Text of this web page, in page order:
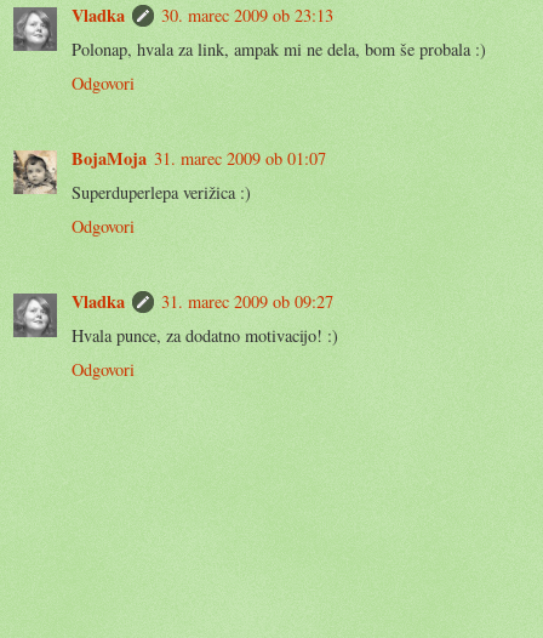
Vladka
30. marec 2009 ob 23:13
Polonap, hvala za link, ampak mi ne dela, bom še probala :)
Odgovori
BojaMoja 31. marec 2009 ob 01:07
Superduperlepa verižica :)
Odgovori
Vladka
31. marec 2009 ob 09:27
Hvala punce, za dodatno motivacijo! :)
Odgovori